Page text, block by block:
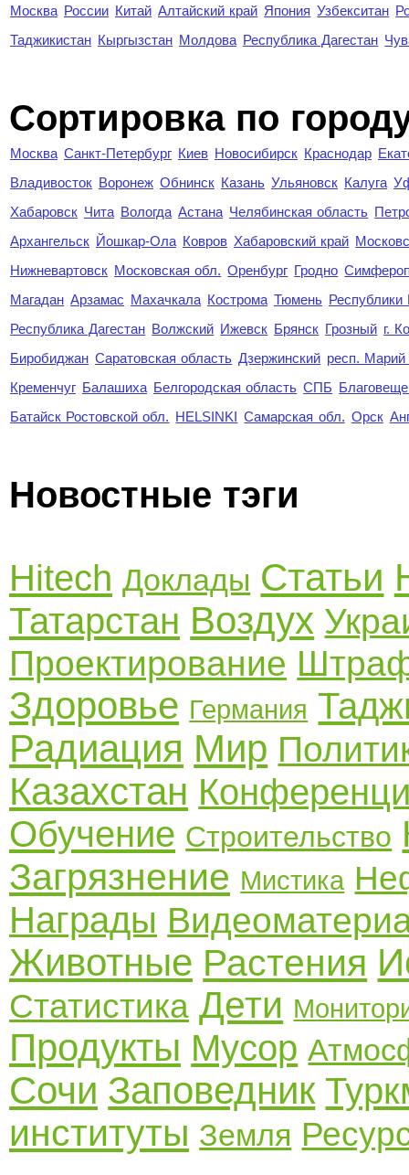
Москва России Китай Алтайский край Япония Узбекситан
Таджикистан Кыргызстан Молдова Республика Дагестан
Cортировка по
Москва Санкт-Петербург Киев Новосибирск Краснодар
Владивосток Воронеж Обнинск Казань Ульяновск Калуга
Хабаровск Чита Вологда Астана Челябинская область
Архангельск Йошкар-Ола Ковров Хабаровский край
Нижневартовск Московская обл. Оренбург Гродно
Магадан Арзамас Махачкала Кострома Тюмень Республики
Республика Дагестан Волжский Ижевск Брянск Грозный г.
Биробиджан Саратовская область Дзержинский респ.
Кременчуг Балашиха Белгородская область СПБ
Батайск Ростовской обл. HELSINKI Самарская обл. Орск
Новостные тэги
Hitech Доклады Статьи
Татарстан Воздух
Проектирование
Здоровье Германия
Радиация Мир
Казахстан
Обучение Строительство
Загрязнение Мистика
Награды
Животные Растения
Статистика Дети
Продукты Мусор
Сочи Заповедник
институты Земля